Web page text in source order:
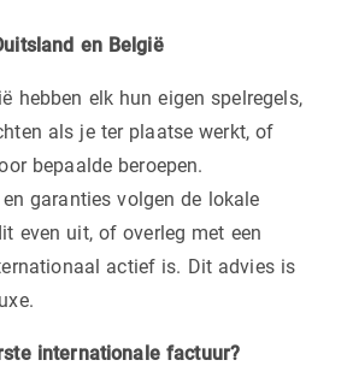
en België
hebben elk hun eigen spelregels,
als je ter plaatse werkt, of
bepaalde beroepen.
garanties volgen de lokale
even uit, of overleg met een
actief is. Dit advies is
internationale factuur?